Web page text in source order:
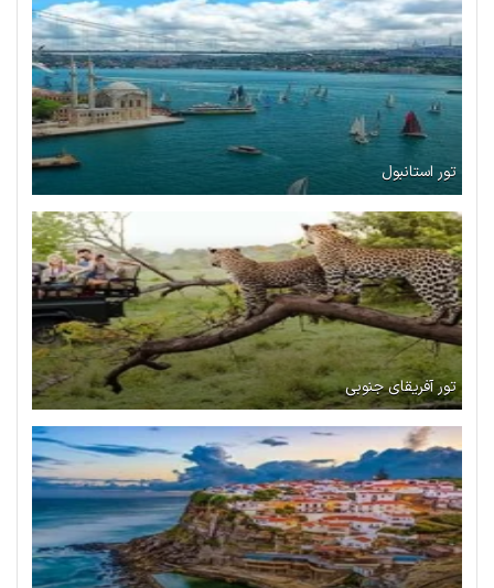
تور استانبول
تور آفریقای جنوبی